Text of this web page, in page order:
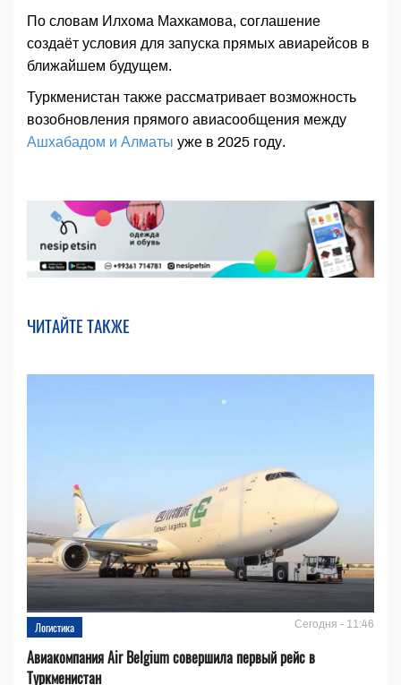
По словам Илхома Махкамова, соглашение
создаёт условия для запуска прямых авиарейсов в
ближайшем будущем.
Туркменистан также рассматривает возможность
возобновления прямого авиасообщения между
Ашхабадом и Алматы уже в 2025 году.
ЧИТАЙТЕ ТАКЖЕ
Логистика Сегодня - 11:46
Авиакомпания Air Belgium совершила первый рейс в
Туркменистан